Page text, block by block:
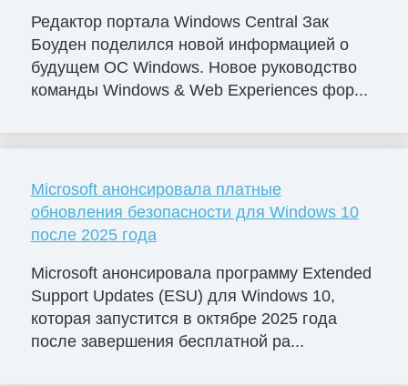
Редактор портала Windows Central Зак
Боуден поделился новой информацией о
будущем ОС Windows. Новое руководство
команды Windows & Web Experiences фор...
Microsoft анонсировала платные
обновления безопасности для Windows 10
после 2025 года
Microsoft анонсировала программу Extended
Support Updates (ESU) для Windows 10,
которая запустится в октябре 2025 года
после завершения бесплатной ра...